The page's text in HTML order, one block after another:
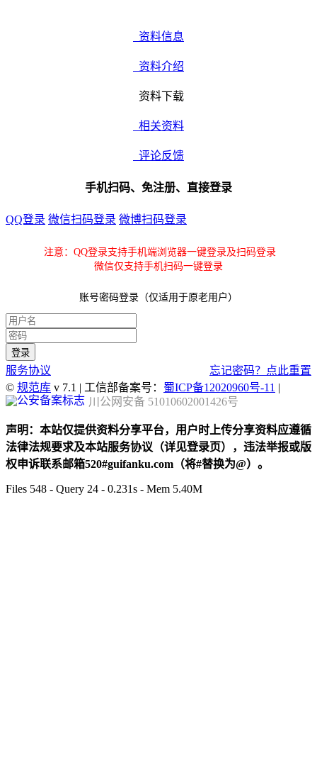
资料信息
资料介绍
资料下载
相关资料
评论反馈
手机扫码、免注册、直接登录
QQ登录 微信扫码登录 微博扫码登录
注意：QQ登录支持手机端浏览器一键登录及扫码登录
微信仅支持手机扫码一键登录
账号密码登录（仅适用于原老用户）
服务协议
忘记密码？点此重置
© 规范库 v 7.1 | 工信部备案号： 蜀ICP备12020960号-11 |
川公网安备 51010602001426号
声明：本站仅提供资料分享平台，用户时上传分享资料应遵循
法律法规要求及本站服务协议（详见登录页），违法举报或版
权申诉联系邮箱520#guifanku.com（将#替换为@）。
Files 548 - Query 24 - 0.231s - Mem 5.40M